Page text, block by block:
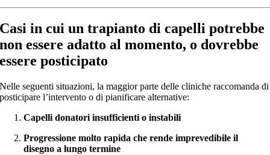
Casi in cui un trapianto di capelli potrebbe
non essere adatto al momento, o dovrebbe
essere posticipato
Nelle seguenti situazioni, la maggior parte delle cliniche raccomanda di
posticipare l’intervento o di pianificare alternative:
Capelli donatori insufficienti o instabili
Progressione molto rapida che rende imprevedibile il
disegno a lungo termine